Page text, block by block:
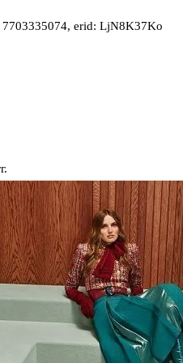
erid: LjN8K37Ko